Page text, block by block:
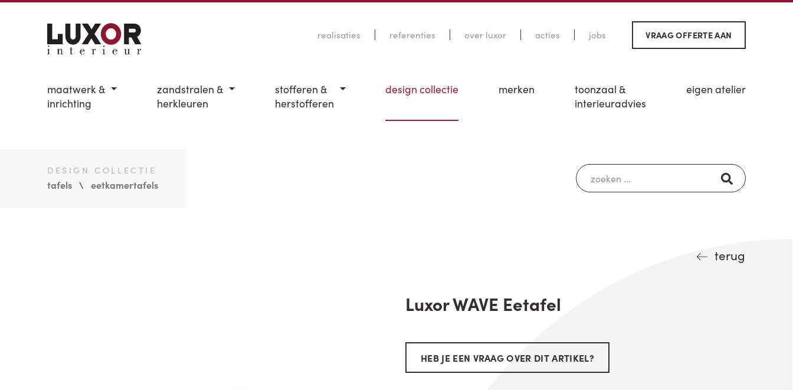
realisaties referenties over luxor acties jobs VRAAG OFFERTE AAN
maatwerk &
inrichting
zandstralen &
herkleuren
stofferen &
herstofferen
design collectie merken
toonzaal &
interieuradvies
eigen atelier
DESIGN COLLECTIE
tafels eetkamertafels
terug
Luxor WAVE Eetafel
HEB JE EEN VRAAG OVER DIT ARTIKEL?